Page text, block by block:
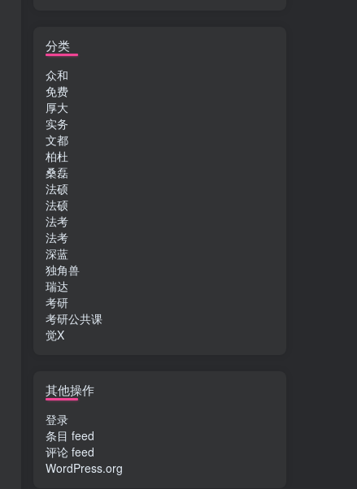
分类
众和
免费
厚大
实务
文都
柏杜
桑磊
法硕
法硕
法考
法考
深蓝
独角兽
瑞达
考研
考研公共课
觉X
其他操作
登录
条目 feed
评论 feed
WordPress.org